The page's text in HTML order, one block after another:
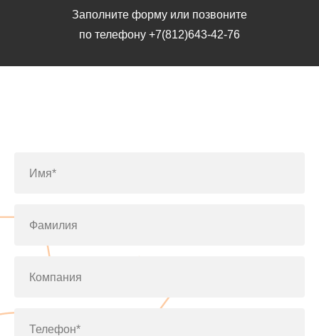
Заполните форму или позвоните
по телефону +7(812)643-42-76
Имя*
Фамилия
Компания
Телефон*